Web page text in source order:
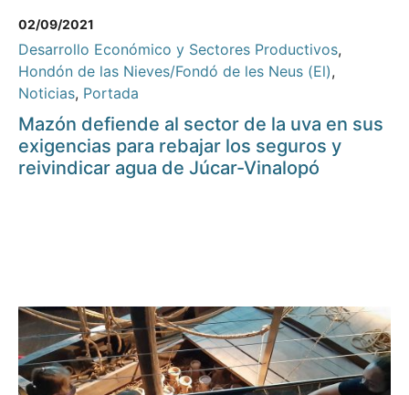
02/09/2021
Desarrollo Económico y Sectores Productivos,
Hondón de las Nieves/Fondó de les Neus (El),
Noticias, Portada
Mazón defiende al sector de la uva en sus
exigencias para rebajar los seguros y
reivindicar agua de Júcar-Vinalopó